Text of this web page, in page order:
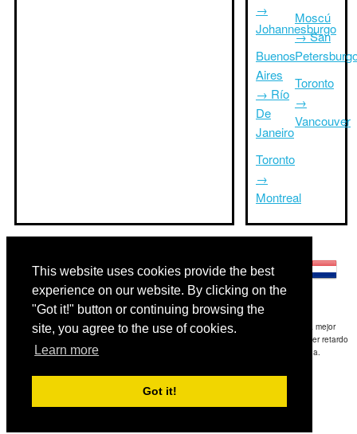
This website uses cookies provide the best
experience on our website. By clicking on the
"Got it!" button or continuing browsing the
site, you agree to the use of cookies.
Learn more
Got it!
→
Johannesburgo
Buenos
Aires
→ Río
De
Janeiro
Toronto
→
Montreal
Moscú
→ San
Toronto
→
Vancouver
Exención de responsabilidad: La información mostrada en este sitio es nuestra mejor
estimación y sólo para su referencia.TripTimeTo.com no es responsable de cualquier retardo
de ida y / o consiguientes daños resultaron de la información proporcionada.
Copyright 2015-2026
Contact Usfor feedback.